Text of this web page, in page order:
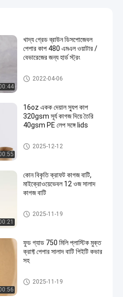
খাদ্য গ্রেড ব্রাউন ডিসপোজেবল
পেপার কাপ 480 এমএল ওয়াটার /
বেভারেজের জন্য হার্ড স্ট্রং
ক্রাফট স্যুপ কাপ
2022-04-06
16oz একক দেয়াল স্যুপ কাপ
320gsm সূর্য কাগজ দিয়ে তৈরি
40gsm PE লেপ সঙ্গে lids
মাইক্রোওয়েভ ক্রাফট ফুড কন্টেইনার
2025-12-12
কোন বিকৃতি ক্রাফট কাগজ বাটি,
মাইক্রোওয়েভেবল 12 ওজ সালাদ
কাগজ বাটি
মাইক্রোওয়েভ ক্রাফট ফুড কন্টেইনার
2025-11-19
ফুড গ্যাড 750 মিলি প্লাস্টিক মুক্ত
ক্রাফ্ট পেপার সালাদ বাটি পিইটি কভার
সহ
মাইক্রোওয়েভ ক্রাফট ফুড কন্টেইনার
2025-11-19